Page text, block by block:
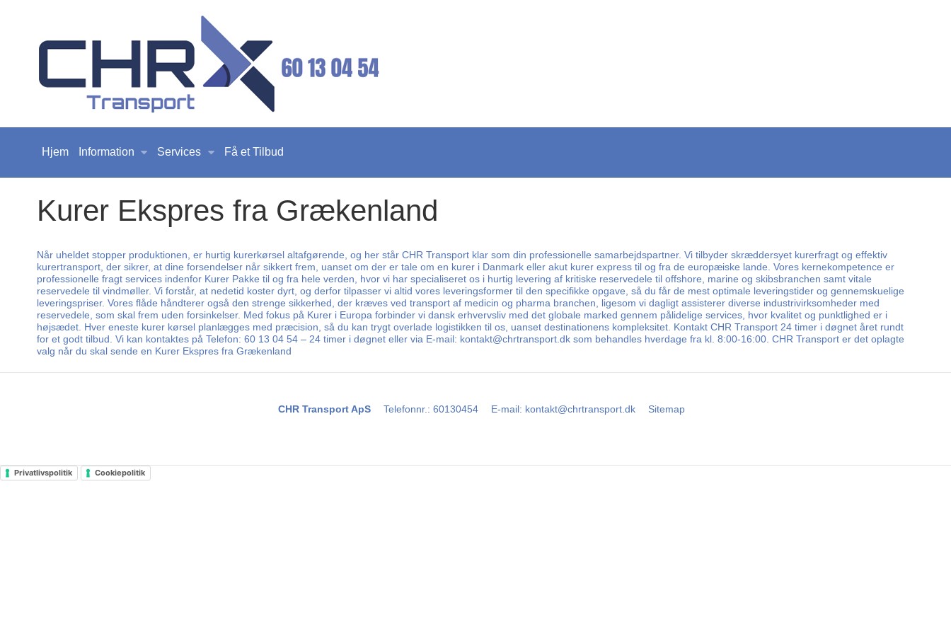
Hjem Information Services Få et Tilbud
Kurer Ekspres fra Grækenland
Når uheldet stopper produktionen, er hurtig kurerkørsel altafgørende, og her står CHR Transport klar som din professionelle samarbejdspartner. Vi tilbyder skræddersyet kurerfragt og effektiv
kurertransport, der sikrer, at dine forsendelser når sikkert frem, uanset om der er tale om en kurer i Danmark eller akut kurer express til og fra de europæiske lande. Vores kernekompetence er
professionelle fragt services indenfor Kurer Pakke til og fra hele verden, hvor vi har specialiseret os i hurtig levering af kritiske reservedele til offshore, marine og skibsbranchen samt vitale
reservedele til vindmøller. Vi forstår, at nedetid koster dyrt, og derfor tilpasser vi altid vores leveringsformer til den specifikke opgave, så du får de mest optimale leveringstider og gennemskuelige
leveringspriser. Vores flåde håndterer også den strenge sikkerhed, der kræves ved transport af medicin og pharma branchen, ligesom vi dagligt assisterer diverse industrivirksomheder med
reservedele, som skal frem uden forsinkelser. Med fokus på Kurer i Europa forbinder vi dansk erhvervsliv med det globale marked gennem pålidelige services, hvor kvalitet og punktlighed er i
højsædet. Hver eneste kurer kørsel planlægges med præcision, så du kan trygt overlade logistikken til os, uanset destinationens kompleksitet. Kontakt CHR Transport 24 timer i døgnet året rundt
for et godt tilbud. Vi kan kontaktes på Telefon: 60 13 04 54 – 24 timer i døgnet eller via E-mail: kontakt@chrtransport.dk som behandles hverdage fra kl. 8:00-16:00. CHR Transport er det oplagte
valg når du skal sende en Kurer Ekspres fra Grækenland
CHR Transport ApS Telefonnr. : 60130454 E-mail: kontakt@chrtransport.dk Sitemap
Privatlivspolitik Cookiepolitik